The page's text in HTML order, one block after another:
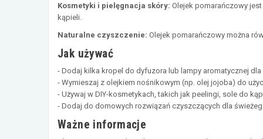
Kosmetyki i pielęgnacja skóry: Olejek pomarańczowy
kąpieli.
Naturalne czyszczenie: Olejek pomarańczowy można
Jak używać
- Dodaj kilka kropel do dyfuzora lub lampy aromatycznej
- Wymieszaj z olejkiem nośnikowym (np. olej jojoba) do
- Używaj w DIY-kosmetykach, takich jak peelingi, sole do
- Dodaj do domowych rozwiązań czyszczących dla
Ważne informacje